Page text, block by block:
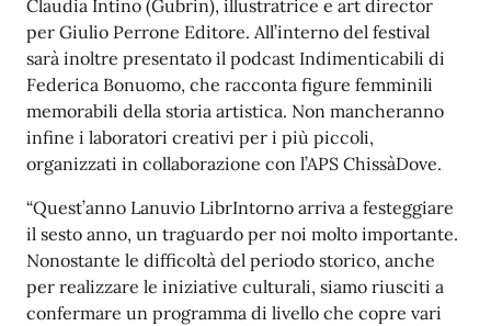
Claudia Intino (Gubrin), illustratrice e art director
per Giulio Perrone Editore. All’interno del festival
sarà inoltre presentato il podcast Indimenticabili di
Federica Bonuomo, che racconta figure femminili
memorabili della storia artistica. Non mancheranno
infine i laboratori creativi per i più piccoli,
organizzati in collaborazione con l’APS ChissàDove.
“Quest’anno Lanuvio LibrIntorno arriva a festeggiare
il sesto anno, un traguardo per noi molto importante.
Nonostante le difficoltà del periodo storico, anche
per realizzare le iniziative culturali, siamo riusciti a
confermare un programma di livello che copre vari